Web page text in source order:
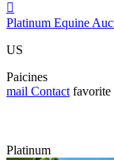

Platinum Equine
US
Paicines
mail Contact favorite
Platinum